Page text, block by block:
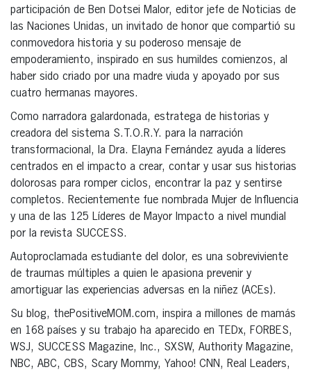
participación de Ben Dotsei Malor, editor jefe de Noticias de
las Naciones Unidas, un invitado de honor que compartió su
conmovedora historia y su poderoso mensaje de
empoderamiento, inspirado en sus humildes comienzos, al
haber sido criado por una madre viuda y apoyado por sus
cuatro hermanas mayores.
Como narradora galardonada, estratega de historias y
creadora del sistema S.T.O.R.Y. para la narración
transformacional, la Dra. Elayna Fernández ayuda a líderes
centrados en el impacto a crear, contar y usar sus historias
dolorosas para romper ciclos, encontrar la paz y sentirse
completos. Recientemente fue nombrada Mujer de Influencia
y una de las 125 Líderes de Mayor Impacto a nivel mundial
por la revista SUCCESS.
Autoproclamada estudiante del dolor, es una sobreviviente
de traumas múltiples a quien le apasiona prevenir y
amortiguar las experiencias adversas en la niñez (ACEs).
Su blog, thePositiveMOM.com, inspira a millones de mamás
en 168 países y su trabajo ha aparecido en TEDx, FORBES,
WSJ, SUCCESS Magazine, Inc., SXSW, Authority Magazine,
NBC, ABC, CBS, Scary Mommy, Yahoo! CNN, Real Leaders,